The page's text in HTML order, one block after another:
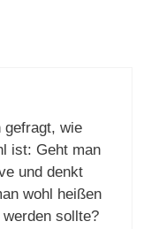
gefragt, wie
ist: Geht man
und denkt
wohl heißen
sollte?